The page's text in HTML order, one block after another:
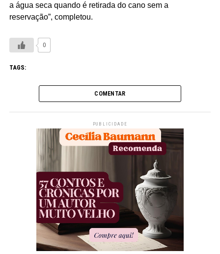
a água seca quando é retirada do cano sem a
reservação”, completou.
0
TAGS:
COMENTAR
PUBLICIDADE